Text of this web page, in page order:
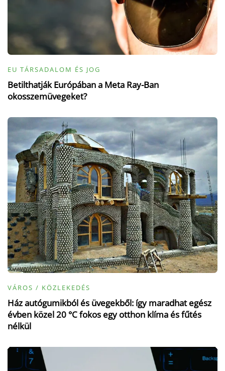
EU TÁRSADALOM ÉS JOG
Betilthatják Európában a Meta Ray-Ban
okosszemüvegeket?
VÁROS / KÖZLEKEDÉS
Ház autógumikból és üvegekből: így maradhat egész
évben közel 20 °C fokos egy otthon klíma és fűtés
nélkül